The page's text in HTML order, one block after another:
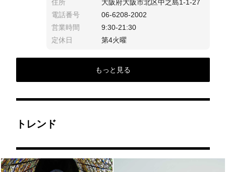
住所
大阪府大阪市北区中之島1-1-27
電話番号
06-6208-2002
営業時間
9:30-21:30
定休日
第4火曜
もっと見る
トレンド